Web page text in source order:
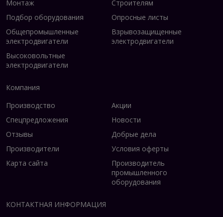
Монтаж
Строителям
Подбор оборудования
Опросные листы
Общепромышленные
электродвигатели
Взрывозащищенные
электродвигатели
Высоковольтные
электродвигатели
Компания
Производство
Акции
Спецпредложения
Новости
Отзывы
Добрые дела
Производители
Условия оферты
Карта сайта
Производитель
промышленного
оборудования
КОНТАКТНАЯ ИНФОРМАЦИЯ